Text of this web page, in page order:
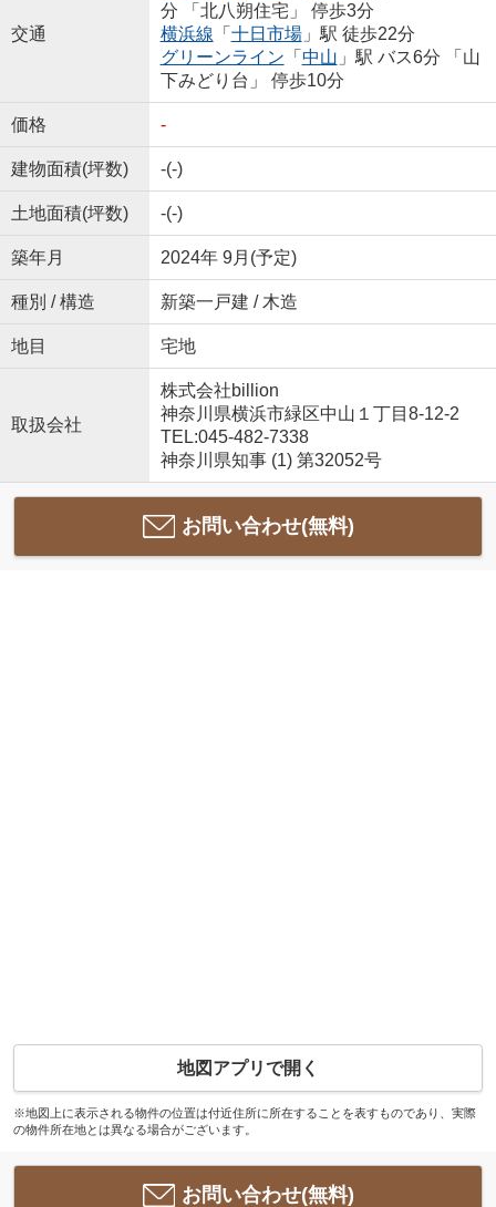
交通
分 「北八朔住宅」 停歩3分
横浜線 「 十日市場」駅 徒歩22分
グリーンライン 「 中山 」駅 バス6分 「山
下みどり台」 停歩10分
価格 -
建物面積(坪数) -(-)
土地面積(坪数) -(-)
築年月 2024年 9月(予定)
種別 / 構造 新築一戸建 / 木造
地目 宅地
取扱会社
株式会社billion
神奈川県横浜市緑区中山１丁目8-12-2
TEL:045-482-7338
神奈川県知事 (1) 第32052号
お問い合わせ(無料)
地図アプリで開く
※地図上に表示される物件の位置は付近住所に所在することを表すものであり、実際
の物件所在地とは異なる場合がございます。
お問い合わせ(無料)